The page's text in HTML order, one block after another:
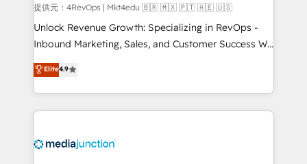
提供元：4RevOps | Mkt4edu 🇧🇷 🇲🇽 🇵🇹 🇦🇪 🇺🇸
Unlock Revenue Growth: Specializing in RevOps -
Inbound Marketing, Sales, and Customer Success We
specialize in driving revenue growth for companies
across industries through tailored marketing, sales,
and customer success strategies, utilizing RevOps
methodologies. As Latin America's largest HubSpot
offer unparalleled insights. Operating in five
Elite4.9